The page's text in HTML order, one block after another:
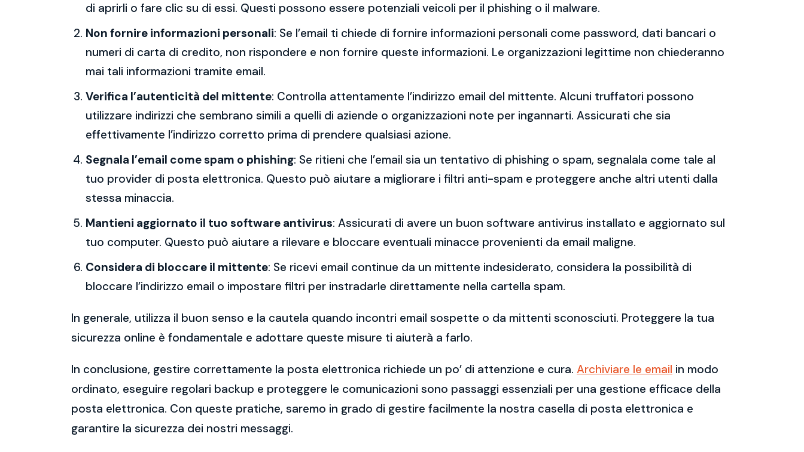
di aprirli o fare clic su di essi. Questi possono essere potenziali veicoli per il phishing o il malware.
Non fornire informazioni personali: Se l’email ti chiede di fornire informazioni personali come password, dati bancari o
numeri di carta di credito, non rispondere e non fornire queste informazioni. Le organizzazioni legittime non chiederanno
mai tali informazioni tramite email.
Verifica l’autenticità del mittente: Controlla attentamente l’indirizzo email del mittente. Alcuni truffatori possono
utilizzare indirizzi che sembrano simili a quelli di aziende o organizzazioni note per ingannarti. Assicurati che sia
effettivamente l’indirizzo corretto prima di prendere qualsiasi azione.
Segnala l’email come spam o phishing: Se ritieni che l’email sia un tentativo di phishing o spam, segnalala come tale al
tuo provider di posta elettronica. Questo può aiutare a migliorare i filtri anti-spam e proteggere anche altri utenti dalla
stessa minaccia.
Mantieni aggiornato il tuo software antivirus: Assicurati di avere un buon software antivirus installato e aggiornato sul
tuo computer. Questo può aiutare a rilevare e bloccare eventuali minacce provenienti da email maligne.
Considera di bloccare il mittente: Se ricevi email continue da un mittente indesiderato, considera la possibilità di
bloccare l’indirizzo email o impostare filtri per instradarle direttamente nella cartella spam.
In generale, utilizza il buon senso e la cautela quando incontri email sospette o da mittenti sconosciuti. Proteggere la tua
sicurezza online è fondamentale e adottare queste misure ti aiuterà a farlo.
In conclusione, gestire correttamente la posta elettronica richiede un po’ di attenzione e cura. Archiviare le email in modo
ordinato, eseguire regolari backup e proteggere le comunicazioni sono passaggi essenziali per una gestione efficace della
posta elettronica. Con queste pratiche, saremo in grado di gestire facilmente la nostra casella di posta elettronica e
garantire la sicurezza dei nostri messaggi.